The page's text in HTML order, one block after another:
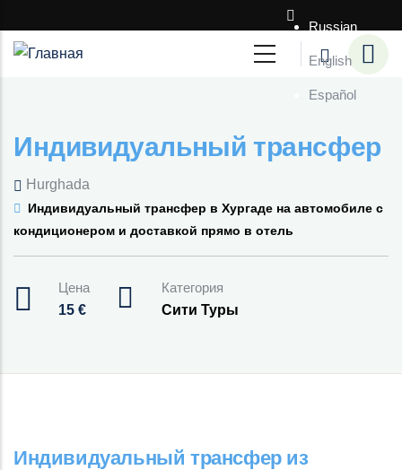
Russian
English
Español
Индивидуальный трансфер
Hurghada
Индивидуальный трансфер в Хургаде на автомобиле с
кондиционером и доставкой прямо в отель
Цена
15 €
Категория
Сити Туры
Индивидуальный трансфер из